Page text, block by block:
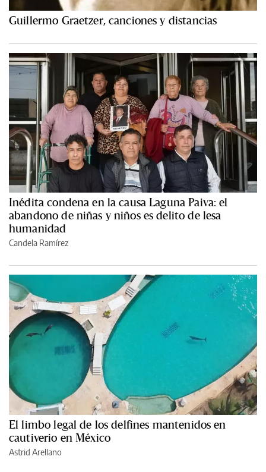
Guillermo Graetzer, canciones y distancias
Inédita condena en la causa Laguna Paiva: el
abandono de niñas y niños es delito de lesa
humanidad
Candela Ramírez
El limbo legal de los delfines mantenidos en
cautiverio en México
Astrid Arellano